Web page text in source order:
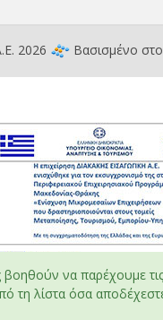
2026 Βασισμένο
να παρέχουμε
τη λίστα όσα